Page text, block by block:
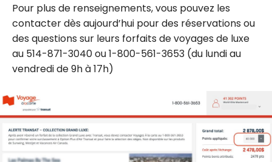
Pour plus de renseignements, vous pouvez les
contacter dès aujourd’hui pour des réservations ou
des questions sur leurs forfaits de voyages de luxe
au 514-871-3040 ou 1-800-561-3653 (du lundi au
vendredi de 9h à 17h)